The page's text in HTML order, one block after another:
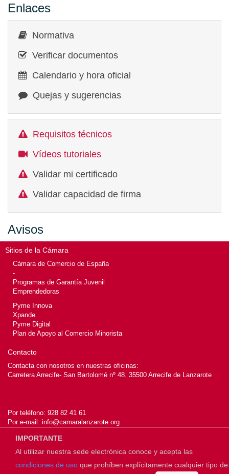
Enlaces
Normativa
Verificar documentos
Calendario y hora oficial
Quejas y sugerencias
Requisitos técnicos
Vídeos tutoriales
Validar mi certificado
Validar capacidad de firma
Avisos
Sitios de la Cámara
Cámara de Comercio de España
-
Programas de Garantía Juvenil
Emprendedoras
Pyme Innova
Xpande
Pyme Digital
Plan de Apoyo al Comercio Minorista
Contacto
Contacta con nosotros en nuestras oficinas:
Carretera Arrecife- San Bartolomé nº 48. 35500 Arrecife de Lanzarote
Por teléfono: 928 82 41 61
Por e-mail: info@camaralanzarote.org
© 2026Cámara de Lanzarote
IMPORTANTE
Al utilizar nuestra sede electrónica conoce y acepta las
condiciones de uso que prohíben explícitamente cualquier tipo de